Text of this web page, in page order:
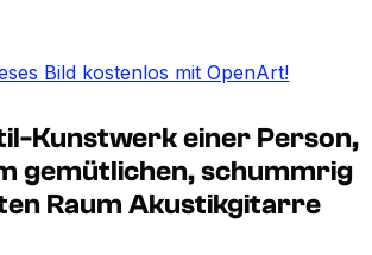
Bild kostenlos mit OpenArt!
Kunstwerk einer Person,
gemütlichen, schummrig
Raum Akustikgitarre